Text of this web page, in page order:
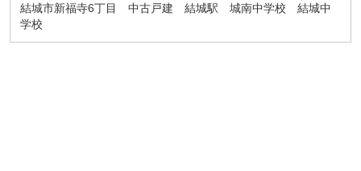
結城市新福寺6丁目 中古戸建 結城駅 城南中学校 結城中
学校